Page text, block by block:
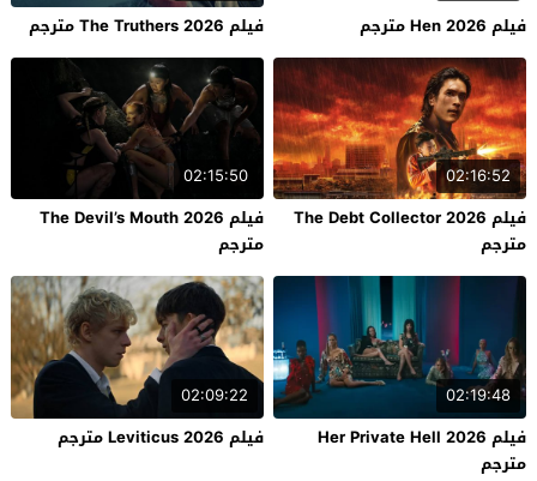
فيلم Hen 2026 مترجم
فيلم The Truthers 2026 مترجم
02:16:52
فيلم The Debt Collector 2026
مترجم
02:15:50
فيلم The Devil’s Mouth 2026
مترجم
02:19:48
فيلم Her Private Hell 2026
مترجم
02:09:22
فيلم Leviticus 2026 مترجم